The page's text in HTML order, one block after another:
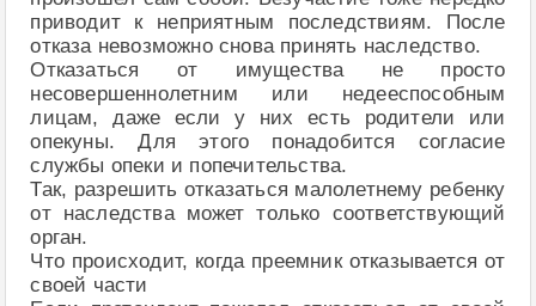
приводит к неприятным последствиям. После
отказа невозможно снова принять наследство.
Отказаться от имущества не просто
несовершеннолетним или недееспособным
лицам, даже если у них есть родители или
опекуны. Для этого понадобится согласие
службы опеки и попечительства.
Так, разрешить отказаться малолетнему ребенку
от наследства может только соответствующий
орган.
Что происходит, когда преемник отказывается от
своей части